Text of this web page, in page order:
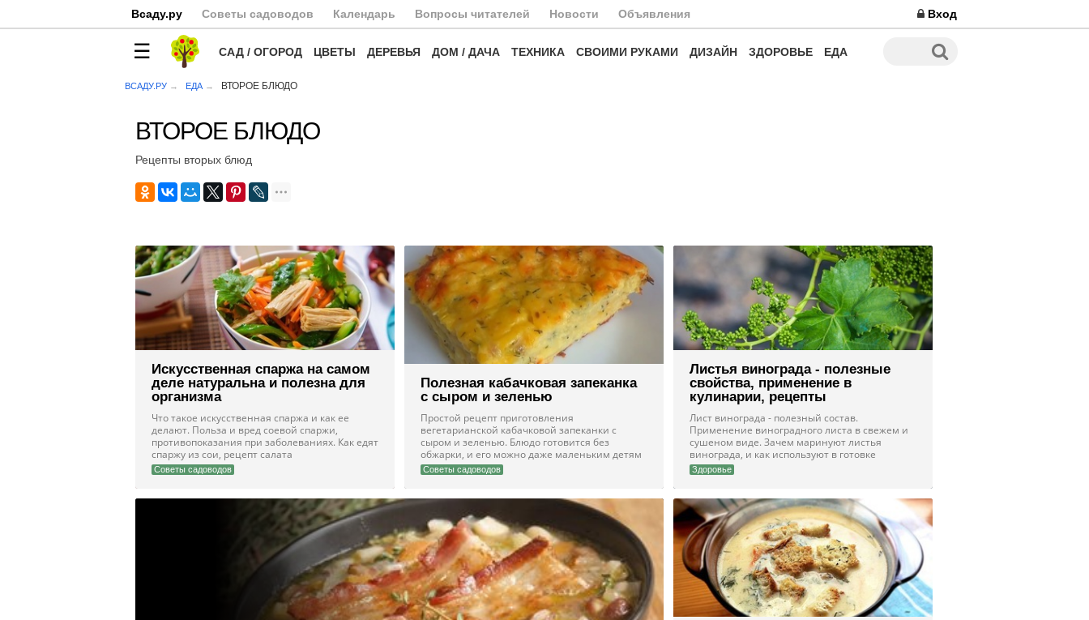
Всаду.ру Советы садоводов Календарь Вопросы читателей Новости Объявления Вход
САД / ОГОРОД ЦВЕТЫ ДЕРЕВЬЯ ДОМ / ДАЧА ТЕХНИКА СВОИМИ РУКАМИ ДИЗАЙН ЗДОРОВЬЕ ЕДА
ВСАДУ.РУ ЕДА ВТОРОЕ БЛЮДО
ВТОРОЕ БЛЮДО
Рецепты вторых блюд
Искусственная спаржа на самом
деле натуральна и полезна для
организма
Что такое искусственная спаржа и как ее
делают. Польза и вред соевой спаржи,
противопоказания при заболеваниях. Как едят
спаржу из сои, рецепт салата
Советы садоводов
Полезная кабачковая запеканка
с сыром и зеленью
Простой рецепт приготовления
вегетарианской кабачковой запеканки с
сыром и зеленью. Блюдо готовится без
обжарки, и его можно даже маленьким детям
Советы садоводов
Листья винограда - полезные
свойства, применение в
кулинарии, рецепты
Лист винограда - полезный состав.
Применение виноградного листа в свежем и
сушеном виде. Зачем маринуют листья
винограда, и как используют в готовке
Здоровье